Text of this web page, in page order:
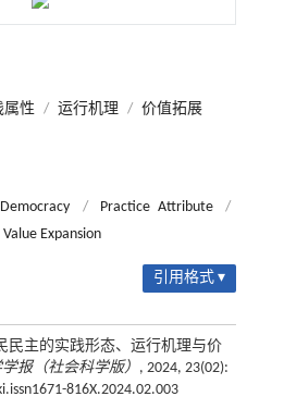
属性 / 运行机理 / 价值拓展
/ Practice Attribute
/
Value Expansion
引用格式 ▾
民主的实践形态、运行机理与价
报（社会科学版） , 2024, 23(02):
816X.2024.02.003